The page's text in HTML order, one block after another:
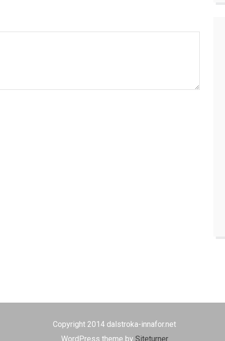
Copyright 2014 dalstroka-innafor.net
WordPress theme by Siteturner